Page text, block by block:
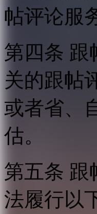
帖评论服
第四条 跟
关的跟帖
或者省、
估。
第五条 跟
法履行以